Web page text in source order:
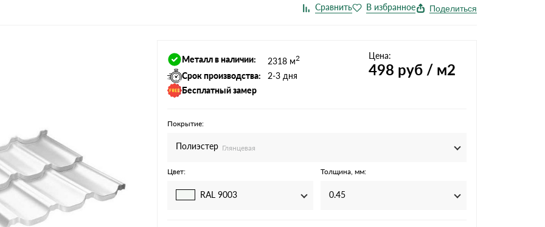
Расчет кровли из профнастила
Расчет забора
Ондулин Смарт
Поделиться
Металл в наличии: 2318 м2
Срок производства:
2-3 дня
Бесплатный замер
Цена:
498 руб / м2
Покрытие:
Полиэстер Глянцевая
Цвет:
RAL 9003
Толщина, мм:
0.45